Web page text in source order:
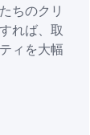
ちのクリ
れば、取
ィを大幅